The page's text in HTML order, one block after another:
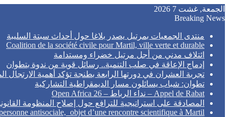
الجمعة, غشت 7 2026
Breaking News
منتدى الجمعيات بمرتيل يصدر بلاغا حول أحداث سبتة السليبة
Coalition de la société civile pour Martil, ville verte et durable
ائتلاف مدني من أجل مرتيل خضراء ومستدامة
إدماج الإعاقة في صلب التنمية.. رسائل قوية من ندوة بتطوان
تجربة العشران في دورتها الرابعة بطنجة تؤكد أهمية
تطوان: شباب يسائلون مسار الديمقراطية التشاركية
Appel de Rabat – نداء الرباط – Open Africa 26
المصادقة على استراتيجية للترافع حول إصلاح المنظومة
antisociale, objet d’une rencontre scientifique à Martil